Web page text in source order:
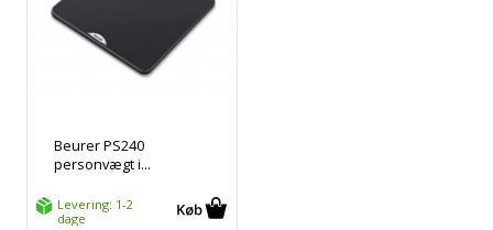
Beurer PS240
personvægt i...
Levering: 1-2
dage